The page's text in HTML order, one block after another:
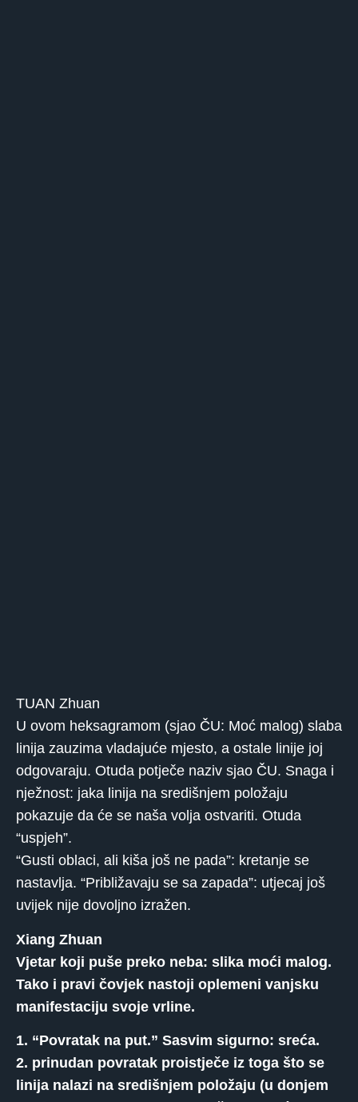
TUAN Zhuan
U ovom heksagramom (sjao ČU: Moć malog) slaba
linija zauzima vladajuće mjesto, a ostale linije joj
odgovaraju. Otuda potječe naziv sjao ČU. Snaga i
nježnost: jaka linija na središnjem položaju
pokazuje da će se naša volja ostvariti. Otuda
“uspjeh”.
“Gusti oblaci, ali kiša još ne pada”: kretanje se
nastavlja. “Približavaju se sa zapada”: utjecaj još
uvijek nije dovoljno izražen.
Xiang Zhuan
Vjetar koji puše preko neba: slika moći malog.
Tako i pravi čovjek nastoji oplemeni vanjsku
manifestaciju svoje vrline.
1. “Povratak na put.” Sasvim sigurno: sreća.
2. prinudan povratak proistječe iz toga što se
linija nalazi na središnjem položaju (u donjem